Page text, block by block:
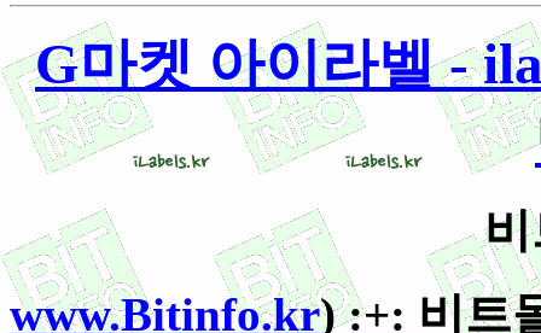
G마켓 아이라벨 -
비
www.Bitinfo.kr) :+: 비트